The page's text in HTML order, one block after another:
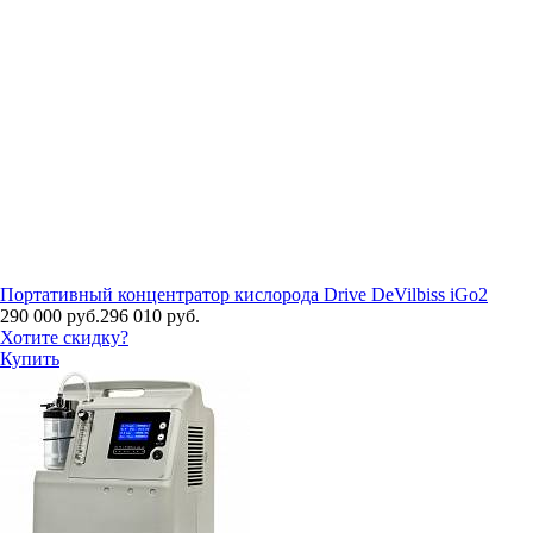
Портативный концентратор кислорода Drive DeVilbiss iGo2
290 000 руб.296 010 руб.
Хотите скидку?
Купить